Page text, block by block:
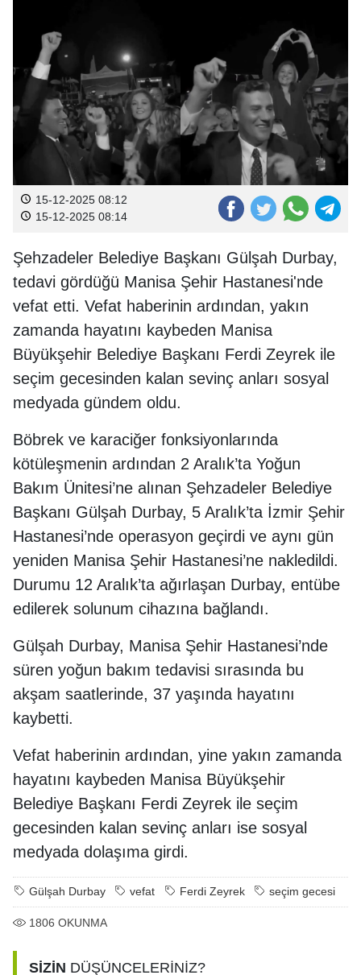
15-12-2025 08:12
15-12-2025 08:14
Şehzadeler Belediye Başkanı Gülşah Durbay,
tedavi gördüğü Manisa Şehir Hastanesi'nde
vefat etti. Vefat haberinin ardından, yakın
zamanda hayatını kaybeden Manisa
Büyükşehir Belediye Başkanı Ferdi Zeyrek ile
seçim gecesinden kalan sevinç anları sosyal
medyada gündem oldu.
Böbrek ve karaciğer fonksiyonlarında
kötüleşmenin ardından 2 Aralık’ta Yoğun
Bakım Ünitesi’ne alınan Şehzadeler Belediye
Başkanı Gülşah Durbay, 5 Aralık’ta İzmir Şehir
Hastanesi’nde operasyon geçirdi ve aynı gün
yeniden Manisa Şehir Hastanesi’ne nakledildi.
Durumu 12 Aralık’ta ağırlaşan Durbay, entübe
edilerek solunum cihazına bağlandı.
Gülşah Durbay, Manisa Şehir Hastanesi’nde
süren yoğun bakım tedavisi sırasında bu
akşam saatlerinde, 37 yaşında hayatını
kaybetti.
Vefat haberinin ardından, yine yakın zamanda
hayatını kaybeden Manisa Büyükşehir
Belediye Başkanı Ferdi Zeyrek ile seçim
gecesinden kalan sevinç anları ise sosyal
medyada dolaşıma girdi.
Gülşah Durbay vefat Ferdi Zeyrek seçim gecesi
1806 OKUNMA
SİZİN DÜŞÜNCELERİNİZ?